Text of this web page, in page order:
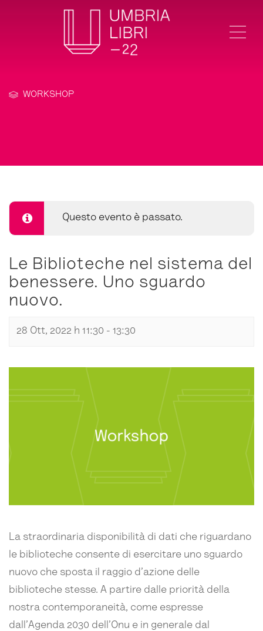
WORKSHOP
Questo evento è passato.
Le Biblioteche nel sistema del
benessere. Uno sguardo
nuovo.
28 Ott, 2022 h 11:30 - 13:30
La straordinaria disponibilità di dati che riguardano
le biblioteche consente di esercitare uno sguardo
nuovo che sposta il raggio d’azione delle
biblioteche stesse. A partire dalle priorità della
nostra contemporaneità, come espresse
dall’Agenda 2030 dell’Onu e in generale dal